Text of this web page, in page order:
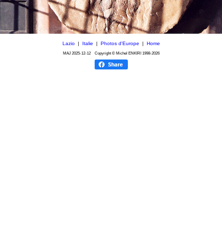
Lazio| Italie | Photos d'Europe | Home
MAJ 2025-12-12Copyright © Michel ENKIRI 1998-2026